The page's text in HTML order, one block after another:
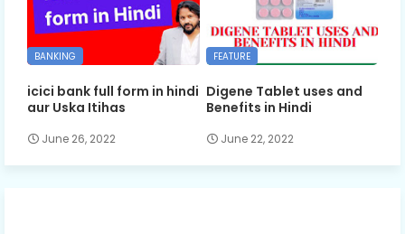
BANKING
icici bank full form in hindi
aur Uska Itihas
June 26, 2022
FEATURE
Digene Tablet uses and
Benefits in Hindi
June 22, 2022